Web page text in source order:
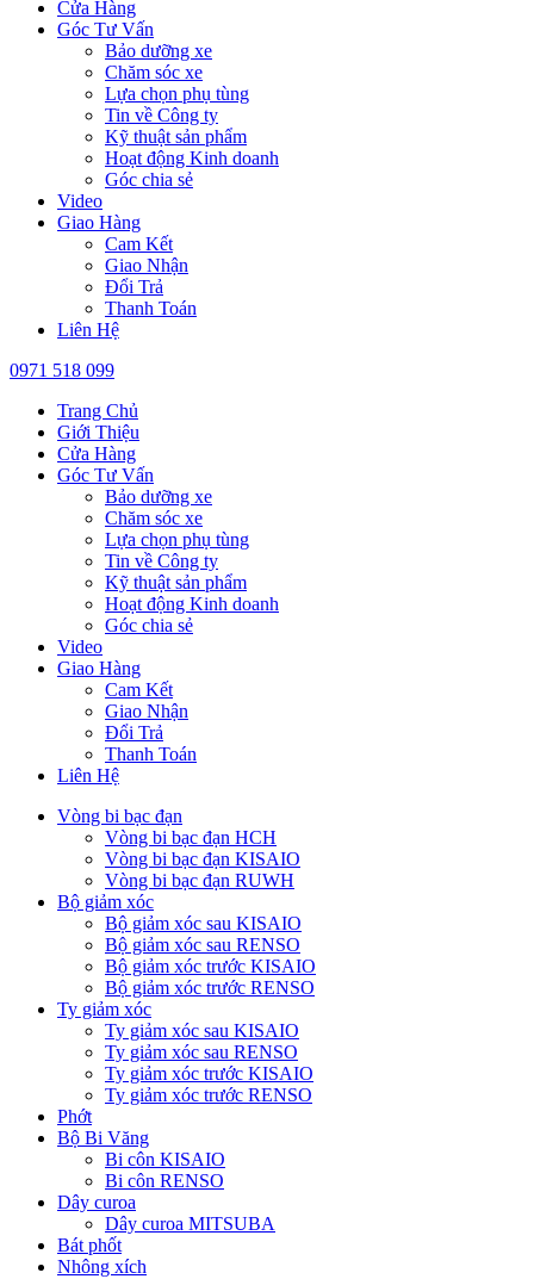
Cửa Hàng
Góc Tư Vấn
Bảo dưỡng xe
Chăm sóc xe
Lựa chọn phụ tùng
Tin về Công ty
Kỹ thuật sản phẩm
Hoạt động Kinh doanh
Góc chia sẻ
Video
Giao Hàng
Cam Kết
Giao Nhận
Đổi Trả
Thanh Toán
Liên Hệ
0971 518 099
Trang Chủ
Giới Thiệu
Cửa Hàng
Góc Tư Vấn
Bảo dưỡng xe
Chăm sóc xe
Lựa chọn phụ tùng
Tin về Công ty
Kỹ thuật sản phẩm
Hoạt động Kinh doanh
Góc chia sẻ
Video
Giao Hàng
Cam Kết
Giao Nhận
Đổi Trả
Thanh Toán
Liên Hệ
Vòng bi bạc đạn
Vòng bi bạc đạn HCH
Vòng bi bạc đạn KISAIO
Vòng bi bạc đạn RUWH
Bộ giảm xóc
Bộ giảm xóc sau KISAIO
Bộ giảm xóc sau RENSO
Bộ giảm xóc trước KISAIO
Bộ giảm xóc trước RENSO
Ty giảm xóc
Ty giảm xóc sau KISAIO
Ty giảm xóc sau RENSO
Ty giảm xóc trước KISAIO
Ty giảm xóc trước RENSO
Phớt
Bộ Bi Văng
Bi côn KISAIO
Bi côn RENSO
Dây curoa
Dây curoa MITSUBA
Bát phốt
Nhông xích